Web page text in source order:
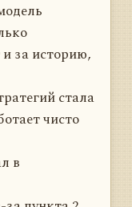
за историю,
стала
чисто
в